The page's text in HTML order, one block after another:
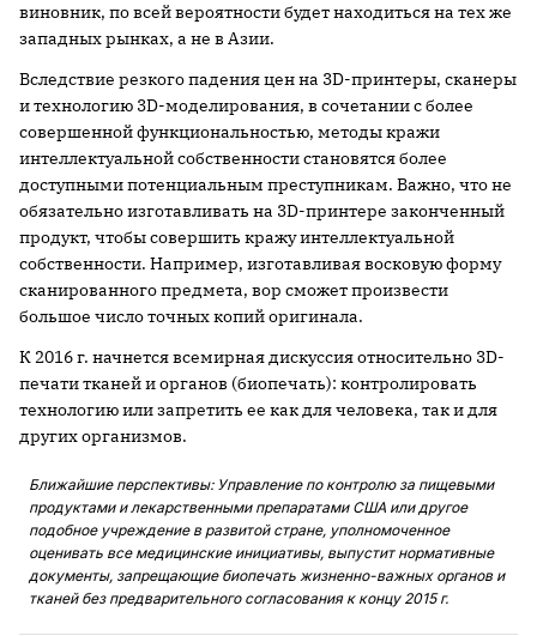
виновник, по всей вероятности будет находиться на тех же
западных рынках, а не в Азии.
Вследствие резкого падения цен на 3D-принтеры, сканеры
и технологию 3D-моделирования, в сочетании с более
совершенной функциональностью, методы кражи
интеллектуальной собственности становятся более
доступными потенциальным преступникам. Важно, что не
обязательно изготавливать на 3D-принтере законченный
продукт, чтобы совершить кражу интеллектуальной
собственности. Например, изготавливая восковую форму
сканированного предмета, вор сможет произвести
большое число точных копий оригинала.
К 2016 г. начнется всемирная дискуссия относительно 3D-
печати тканей и органов (биопечать): контролировать
технологию или запретить ее как для человека, так и для
других организмов.
Ближайшие перспективы: Управление по контролю за пищевыми
продуктами и лекарственными препаратами США или другое
подобное учреждение в развитой стране, уполномоченное
оценивать все медицинские инициативы, выпустит нормативные
документы, запрещающие биопечать жизненно-важных органов и
тканей без предварительного согласования к концу 2015 г.